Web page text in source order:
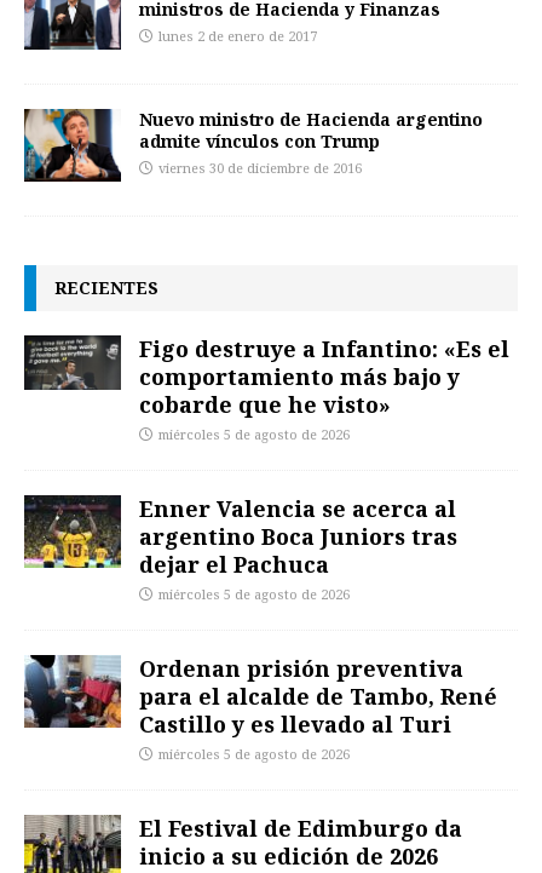
ministros de Hacienda y Finanzas
lunes 2 de enero de 2017
Nuevo ministro de Hacienda argentino
admite vínculos con Trump
viernes 30 de diciembre de 2016
RECIENTES
Figo destruye a Infantino: «Es el
comportamiento más bajo y
cobarde que he visto»
miércoles 5 de agosto de 2026
Enner Valencia se acerca al
argentino Boca Juniors tras
dejar el Pachuca
miércoles 5 de agosto de 2026
Ordenan prisión preventiva
para el alcalde de Tambo, René
Castillo y es llevado al Turi
miércoles 5 de agosto de 2026
El Festival de Edimburgo da
inicio a su edición de 2026